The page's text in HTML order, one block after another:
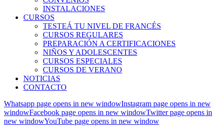
INSTALACIONES
CURSOS
TESTEÁ TU NIVEL DE FRANCÉS
CURSOS REGULARES
PREPARACIÓN A CERTIFICACIONES
NIÑOS Y ADOLESCENTES
CURSOS ESPECIALES
CURSOS DE VERANO
NOTICIAS
CONTACTO
Whatsapp page opens in new windowInstagram page opens in new
windowFacebook page opens in new windowTwitter page opens in
new windowYouTube page opens in new window